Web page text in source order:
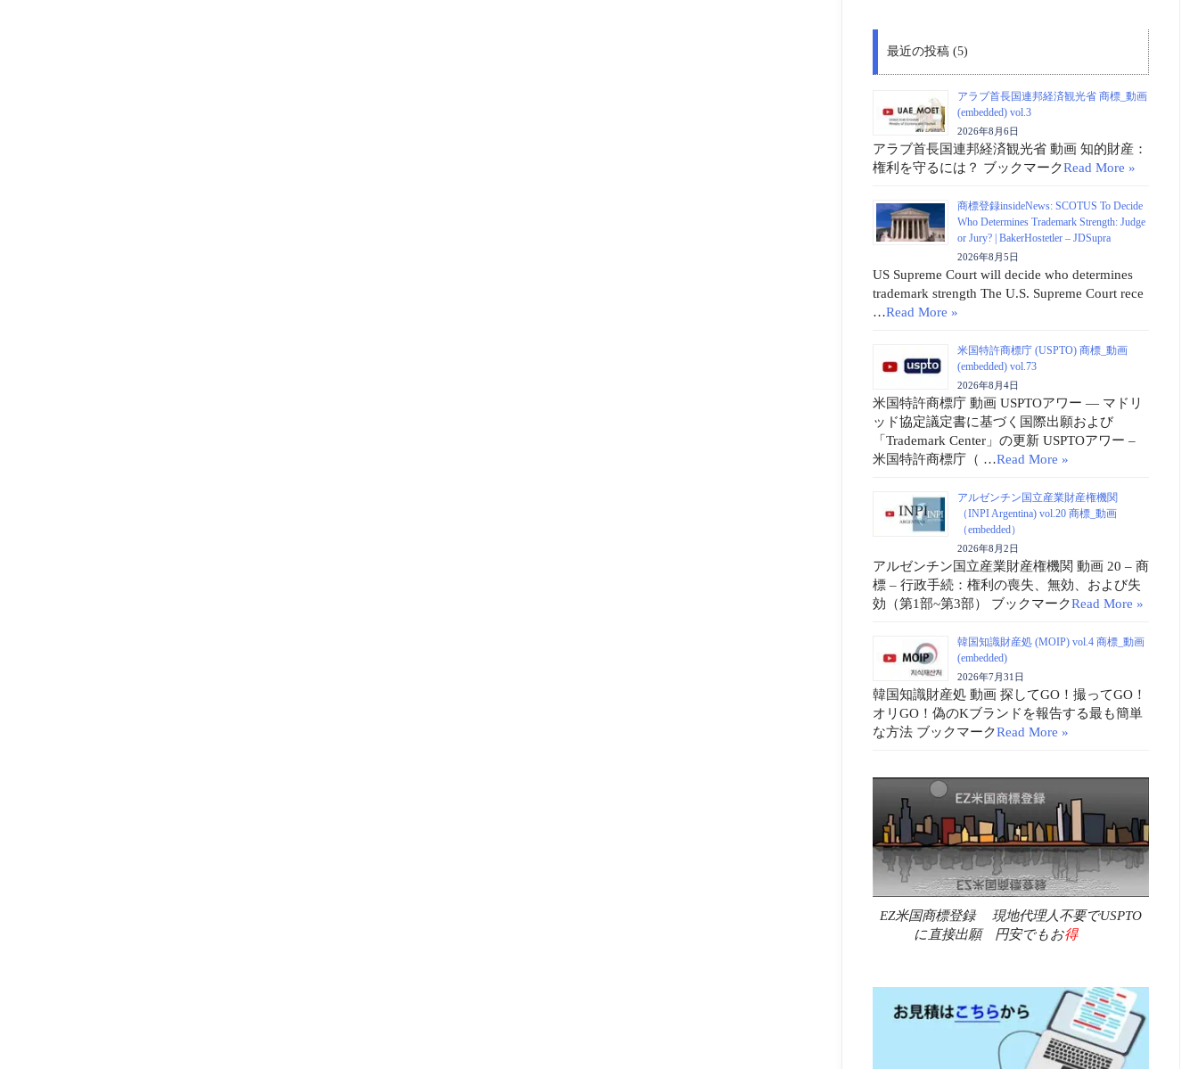
最近の投稿 (5)
アラブ首長国連邦経済観光省 商標_動画
(embedded) vol.3
2026年8月6日
アラブ首長国連邦経済観光省 動画 知的財産：
権利を守るには？ ブックマークRead More »
商標登録insideNews: SCOTUS To Decide
Who Determines Trademark Strength: Judge
or Jury? | BakerHostetler – JDSupra
2026年8月5日
US Supreme Court will decide who determines
trademark strength The U.S. Supreme Court rece
…Read More »
米国特許商標庁 (USPTO) 商標_動画
(embedded) vol.73
2026年8月4日
米国特許商標庁 動画 USPTOアワー ― マドリ
ッド協定議定書に基づく国際出願および
「Trademark Center」の更新 USPTOアワー –
米国特許商標庁（ …Read More »
アルゼンチン国立産業財産権機関
（INPI Argentina) vol.20 商標_動画
（embedded）
2026年8月2日
アルゼンチン国立産業財産権機関 動画 20 – 商
標 – 行政手続：権利の喪失、無効、および失
効（第1部~第3部） ブックマークRead More »
韓国知識財産処 (MOIP) vol.4 商標_動画
(embedded)
2026年7月31日
韓国知識財産処 動画 探してGO！撮ってGO！
オリGO！偽のKブランドを報告する最も簡単
な方法 ブックマークRead More »
EZ米国商標登録 現地代理人不要でUSPTO
に直接出願 円安でもお得